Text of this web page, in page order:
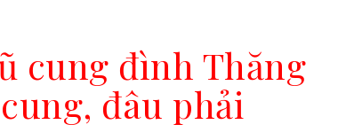
cung đình Thăng
đâu phải